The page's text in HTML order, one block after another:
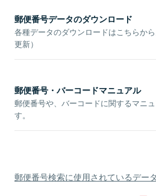
郵便番号データのダウンロード
各種データのダウンロードはこちらか
更新）
郵便番号・バーコードマニュアル
郵便番号や、バーコードに関するマニ
す。
郵便番号検索に使用されているデー